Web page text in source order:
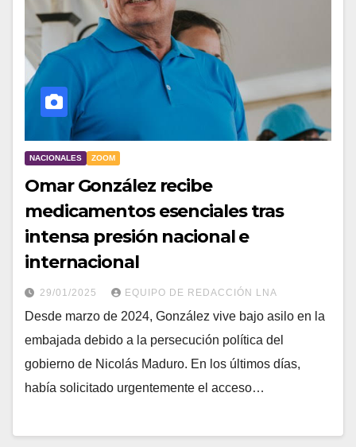
NACIONALES ZOOM
Omar González recibe
medicamentos esenciales tras
intensa presión nacional e
internacional
29/01/2025 EQUIPO DE REDACCIÓN LNA
Desde marzo de 2024, González vive bajo asilo en la
embajada debido a la persecución política del
gobierno de Nicolás Maduro. En los últimos días,
había solicitado urgentemente el acceso…